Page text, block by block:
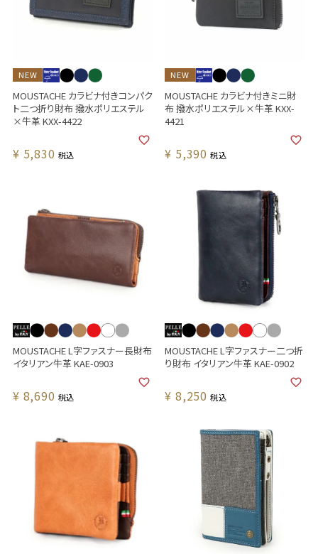
NEW
MOUSTACHE カラビナ付きコンパク
ト二つ折り財布 撥水ポリエステル
×牛革 KXX-4422
¥ 5,830 税込
NEW
MOUSTACHE カラビナ付きミニ財
布 撥水ポリエステル×牛革 KXX-
4421
¥ 5,390 税込
MOUSTACHE L字ファスナー長財布
イタリアン牛革 KAE-0903
¥ 8,690 税込
MOUSTACHE L字ファスナー二つ折
り財布 イタリアン牛革 KAE-0902
¥ 8,250 税込